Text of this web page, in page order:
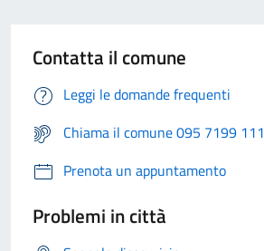
Contatta il comune
Leggi le domande frequenti
Chiama il comune 095 7199 111
Prenota un appuntamento
Problemi in città